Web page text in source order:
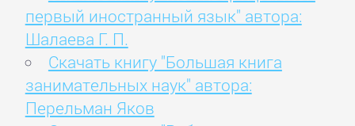
первый иностранный язык" автора:
Шалаева Г. П.
Скачать книгу "Большая книга
занимательных наук" автора:
Перельман Яков